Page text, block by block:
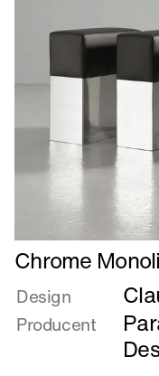
Læs
mere
om
Chrome
Monolith
Chrome
Design
Producent